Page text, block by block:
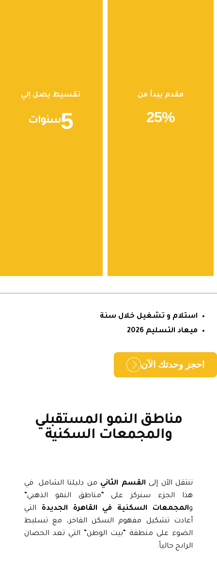
مقدم يبدأ من
25
تقسيط يصل إلي
سنوات
استلام و تشغيل خلال سنة
ميعاد التسليم 2026
وحدتك الآن
مناطق النمو المستقبلي
والمجمعات السكنية
ننتقل الآن إلى القسم الثانيمن دليلنا الشامل. في
هذا الجزء سنركز على “مناطق النمو الذهبي”
المجمعات السكنية في القاهرة الجديدةالتي
أعادت تشكيل مفهوم السكن الفاخر، مع تسليط
الضوء على منطقة “بيت الوطن” التي تعد الحصان
الرابح حالياً.